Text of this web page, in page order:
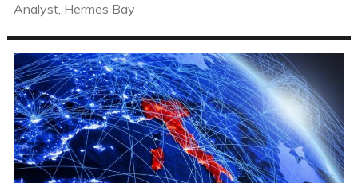
Analyst, Hermes Bay